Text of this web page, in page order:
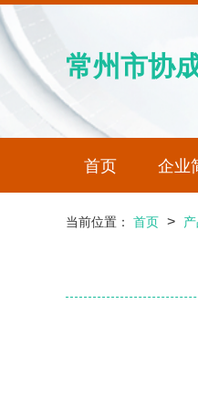
常州市协
首页 企业
当前位置： 首页 >